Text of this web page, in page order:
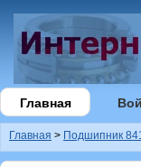
Главная
Главная > Подшипник